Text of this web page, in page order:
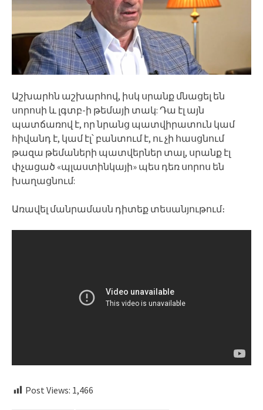
Աշխարհն աշխարհով, իսկ սրանք մնացել են
սորոսի և լգտբ-ի թեմայի տակ: Դա էլ այն
պատճառով է, որ նրանց պատվիրատուն կամ
հիվանդ է, կամ էլ՝ բանտում է, ու չի հասցնում
թազա թեմաների պատվերներ տալ, սրանք էլ
փչացած «պլաստինկայի» պես դեռ սորոս են
խաղացնում:
Առավել մանրամասն դիտեք տեսանյութում։
Post Views: 1,466